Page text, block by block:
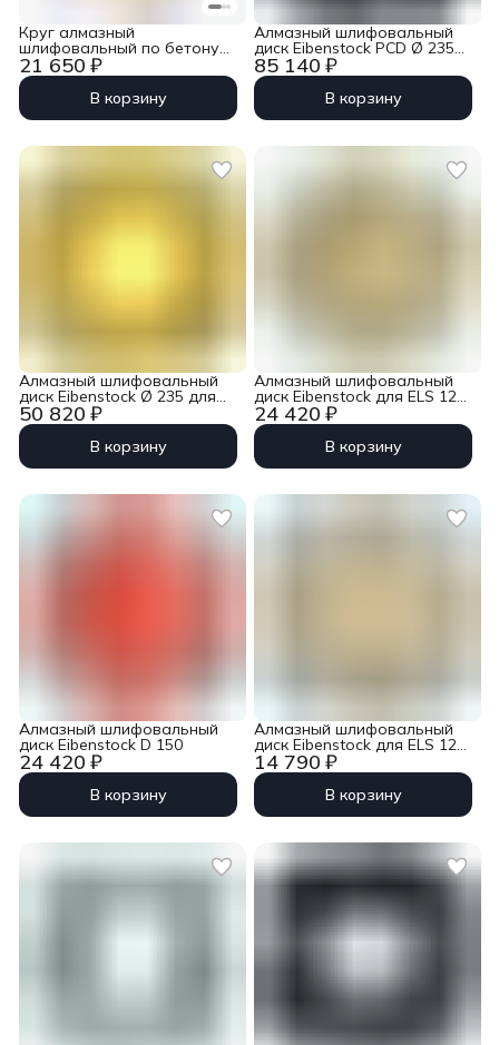
21 650 ₽
Круг алмазный
шлифовальный по бетону
Eibenstock Ø 44мм (3 шт)
В корзину
85 140 ₽
Алмазный шлифовальный
диск Eibenstock PCD Ø 235
для EBS 235.1
В корзину
50 820 ₽
Алмазный шлифовальный
диск Eibenstock Ø 235 для
EBS 235.1
В корзину
24 420 ₽
Алмазный шлифовальный
диск Eibenstock для ELS 125
D (2)
В корзину
24 420 ₽
Алмазный шлифовальный
диск Eibenstock D 150
В корзину
14 790 ₽
Алмазный шлифовальный
диск Eibenstock для ELS 125
D
В корзину